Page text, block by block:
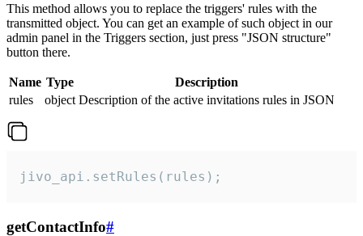
This method allows you to replace the triggers' rules with the
transmitted object. You can get an example of such object in our
admin panel in the Triggers section, just press "JSON structure"
button there.
Name Type
Description
rules
object Description of the active invitations rules in JSON
jivo_api.setRules(rules);
getContactInfo#